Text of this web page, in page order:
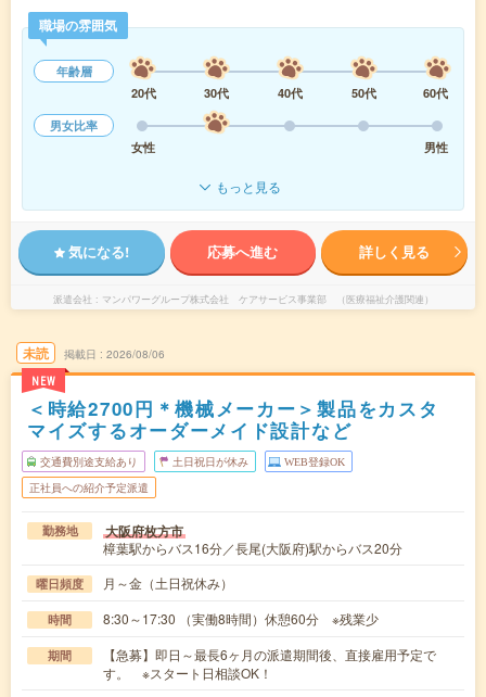
職場の雰囲気
年齢層
20代
30代 40代 50代
60代
男女比率
女性
男性
もっと見る
気になる! 応募へ進む 詳しく見る
派遣会社 マンパワーグループ株式会社 ケアサービス事業部 （医療福祉介護関連）
未読
NEW
掲載日 2026/08/06
＜時給2700円＊機械メーカー＞製品をカスタ
マイズするオーダーメイド設計など
交通費別途支給あり 土日祝日が休み WEB登録OK
正社員への紹介予定派遣
勤務地 大阪府枚方市
樟葉駅からバス16分／長尾(大阪府)駅からバス20分
曜日頻度 月～金（土日祝休み）
時間 8:30～17:30 （実働8時間）休憩60分 ※残業少
期間
【急募】即日～最長6ヶ月の派遣期間後、直接雇用予定で
す。 ※スタート日相談OK！